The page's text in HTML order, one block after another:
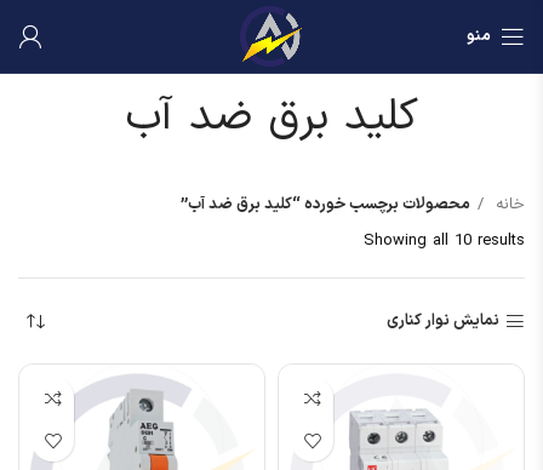
منو
کلید برق ضد آب
خانه
محصولات برچسب خورده “کلید برق ضد آب”
Showing all 10 results
نمایش نوار کناری